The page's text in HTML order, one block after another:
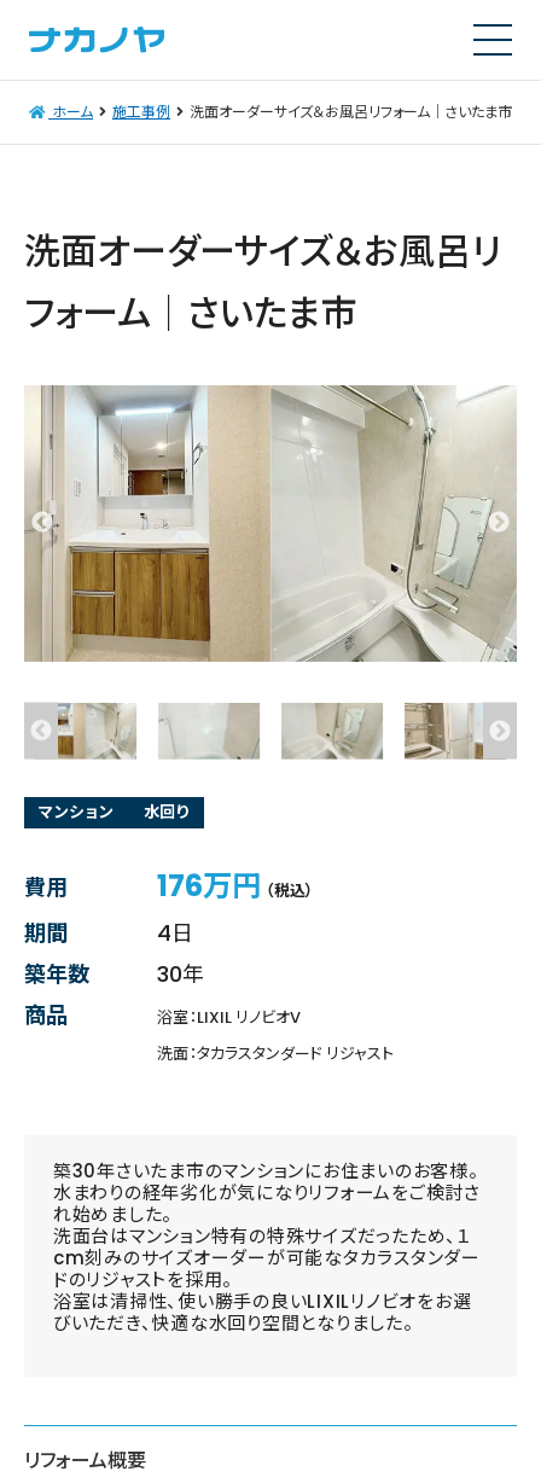
ホーム 施工事例 洗面オーダーサイズ＆お風呂リフォーム｜さいたま市
洗面オーダーサイズ＆お風呂リ
フォーム｜さいたま市
マンション 水回り
費用 176万円 （税込）
期間
4日
築年数
30年
商品
浴室：LIXIL リノビオV
洗面：タカラスタンダード リジャスト
築30年さいたま市のマンションにお住まいのお客様。
水まわりの経年劣化が気になりリフォームをご検討さ
れ始めました。
洗面台はマンション特有の特殊サイズだったため、１
cm刻みのサイズオーダーが可能なタカラスタンダー
ドのリジャストを採用。
浴室は清掃性、使い勝手の良いLIXILリノビオをお選
びいただき、快適な水回り空間となりました。
リフォーム概要